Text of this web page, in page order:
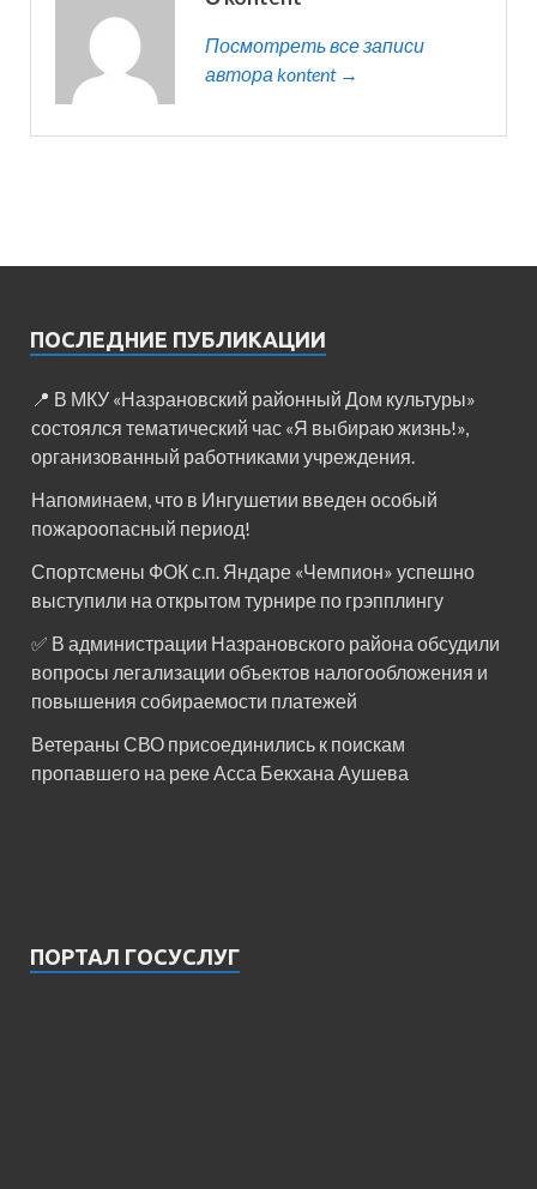
Посмотреть все записи
автора kontent →
ПОСЛЕДНИЕ ПУБЛИКАЦИИ
📍 В МКУ «Назрановский районный Дом культуры»
состоялся тематический час «Я выбираю жизнь!»,
организованный работниками учреждения.
Напоминаем, что в Ингушетии введен особый
пожароопасный период!⁣⁣⠀
Спортсмены ФОК с.п. Яндаре «Чемпион» успешно
выступили на открытом турнире по грэпплингу
✅ В администрации Назрановского района обсудили
вопросы легализации объектов налогообложения и
повышения собираемости платежей
Ветераны СВО присоединились к поискам
пропавшего на реке Асса Бекхана Аушева
ПОРТАЛ ГОСУСЛУГ